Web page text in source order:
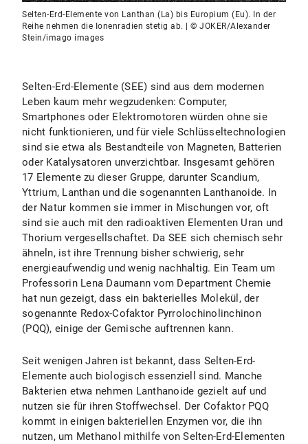
Selten-Erd-Elemente von Lanthan (La) bis Europium (Eu). In der
Reihe nehmen die Ionenradien stetig ab. | © JOKER/Alexander
Stein/imago images
Selten-Erd-Elemente (SEE) sind aus dem modernen
Leben kaum mehr wegzudenken: Computer,
Smartphones oder Elektromotoren würden ohne sie
nicht funktionieren, und für viele Schlüsseltechnologien
sind sie etwa als Bestandteile von Magneten, Batterien
oder Katalysatoren unverzichtbar. Insgesamt gehören
17 Elemente zu dieser Gruppe, darunter Scandium,
Yttrium, Lanthan und die sogenannten Lanthanoide. In
der Natur kommen sie immer in Mischungen vor, oft
sind sie auch mit den radioaktiven Elementen Uran und
Thorium vergesellschaftet. Da SEE sich chemisch sehr
ähneln, ist ihre Trennung bisher schwierig, sehr
energieaufwendig und wenig nachhaltig. Ein Team um
Professorin Lena Daumann vom Department Chemie
hat nun gezeigt, dass ein bakterielles Molekül, der
sogenannte Redox-Cofaktor Pyrrolochinolinchinon
(PQQ), einige der Gemische auftrennen kann.
Seit wenigen Jahren ist bekannt, dass Selten-Erd-
Elemente auch biologisch essenziell sind. Manche
Bakterien etwa nehmen Lanthanoide gezielt auf und
nutzen sie für ihren Stoffwechsel. Der Cofaktor PQQ
kommt in einigen bakteriellen Enzymen vor, die ihn
nutzen, um Methanol mithilfe von Selten-Erd-Elementen